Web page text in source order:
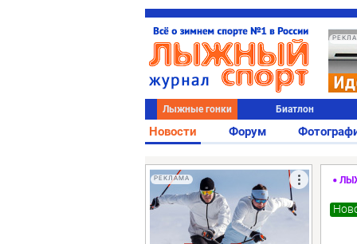
Лыжные гонки Биатлон
Новости Форум
РЕКЛАМА